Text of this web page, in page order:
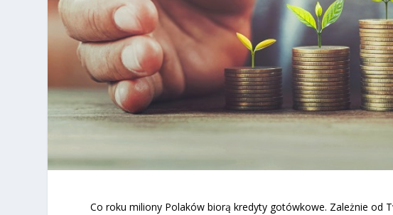
Co roku miliony Polaków biorą kredyty gotówkowe. Zależnie od